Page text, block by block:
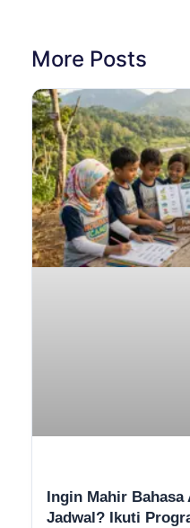
More Posts
Ingin Mahir
Jadwal? Ikuti